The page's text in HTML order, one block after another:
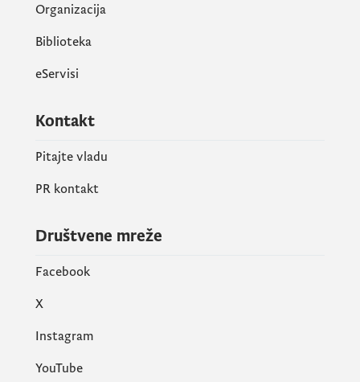
Organizacija
Biblioteka
eServisi
Kontakt
Pitajte vladu
PR kontakt
Društvene mreže
Facebook
X
Instagram
YouTube